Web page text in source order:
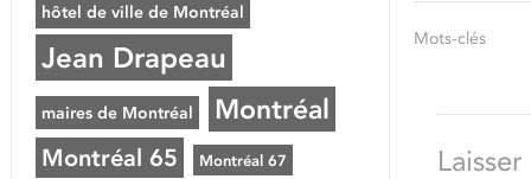
Mots-clés
hôtel de ville de Montréal
Jean Drapeau
maires de Montréal Montréal
Montréal 65 Montréal 67